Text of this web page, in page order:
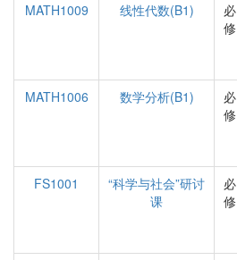
MATH1009
线性代数(B1)
必
修
MATH1006
数学分析(B1)
必
修
FS1001
“科学与社会”研讨
课
必
修